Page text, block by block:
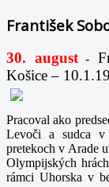
František
30. august-
Košice –
Pracoval ako
Levoči a sudca v
pretekoch v Arade
Olympijských
rámci Uhorska v